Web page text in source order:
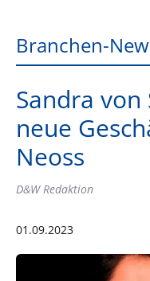
Branchen-
Sandra
neue
Neoss
D&W Redaktion
01.09.2023